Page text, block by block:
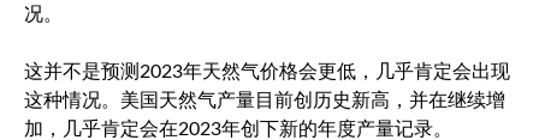
况。
这并不是预测2023年天然气价格会更低，几乎肯定会出现
这种情况。美国天然气产量目前创历史新高，并在继续增
加，几乎肯定会在2023年创下新的年度产量记录。